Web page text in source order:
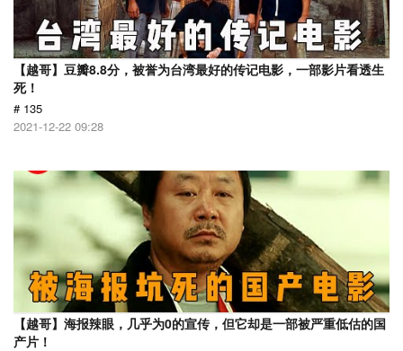
【越哥】豆瓣8.8分，被誉为台湾最好的传记电影，一部影片看透生
死！
# 135
2021-12-22 09:28
【越哥】海报辣眼，几乎为0的宣传，但它却是一部被严重低估的国
产片！